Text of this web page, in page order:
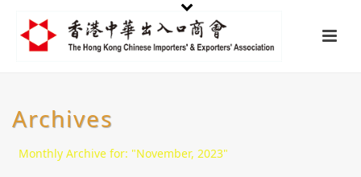
Archives
Monthly Archive for: "November, 2023"